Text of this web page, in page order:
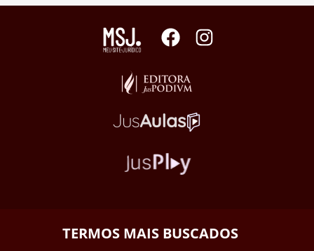
TERMOS MAIS BUSCADOS